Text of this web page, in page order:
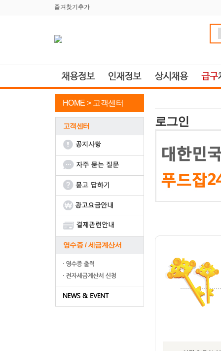
즐겨찾기추가
HOME > 고객센터
고객센터
영수증 / 세금계산서
로그인